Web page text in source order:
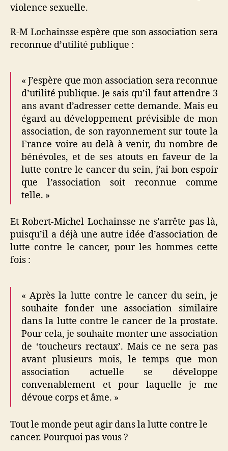
violence sexuelle.
R-M Lochainsse espère que son association sera
reconnue d’utilité publique :
« J’espère que mon association sera reconnue
d’utilité publique. Je sais qu’il faut attendre 3
ans avant d’adresser cette demande. Mais eu
égard au développement prévisible de mon
association, de son rayonnement sur toute la
France voire au-delà à venir, du nombre de
bénévoles, et de ses atouts en faveur de la
lutte contre le cancer du sein, j’ai bon espoir
que l’association soit reconnue comme
telle. »
Et Robert-Michel Lochainsse ne s’arrête pas là,
puisqu’il a déjà une autre idée d’association de
lutte contre le cancer, pour les hommes cette
fois :
« Après la lutte contre le cancer du sein, je
souhaite fonder une association similaire
dans la lutte contre le cancer de la prostate.
Pour cela, je souhaite monter une association
de ‘toucheurs rectaux’. Mais ce ne sera pas
avant plusieurs mois, le temps que mon
association actuelle se développe
convenablement et pour laquelle je me
dévoue corps et âme. »
Tout le monde peut agir dans la lutte contre le
cancer. Pourquoi pas vous ?